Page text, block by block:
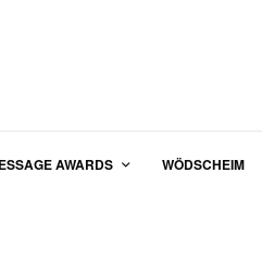
AWARDS WÖDSCHEIM